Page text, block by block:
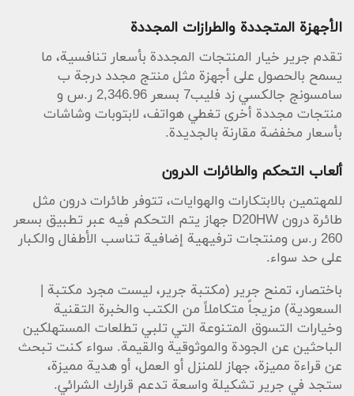
الأجهزة المتجددة والطرازات المجددة
تقدم جرير خيار المنتجات المجددة بأسعار تنافسية، ما
يسمح بالحصول على أجهزة مثل منتج مجدد درجة ب
سامسونج جالكسي زد فليب7 بسعر 2,346.96 ر.س و
منتجات مجددة أخرى تغطي هواتف، لابتوبات وشاشات
بأسعار مخفضة مقارنة بالجديدة.
ألعاب التحكم والطائرات الدرون
للمهتمين بالابتكارات والهوايات، تتوفر طائرات درون مثل
طائرة درون D20HW جهاز يتم التحكم فيه عبر تطبيق بسعر
260 ر.س ومنتجات ترفيهية إضافية تناسب الأطفال والكبار
على حد سواء.
باختصار، تمنح جرير (مكتبة جرير، ليست مجرد مكتبة |
السعودية) مزيجاً متكاملاً من الكتب والخبرة التقنية
وخيارات التسوق المتنوعة التي تلبي تطلعات المستهلكين
الباحثين عن الجودة والموثوقية والقيمة. سواء كنت تبحث
عن قراءة مميزة، جهاز للمنزل أو العمل، أو هدية مميزة،
ستجد في جرير تشكيلة واسعة تدعم قرارك الشرائي.